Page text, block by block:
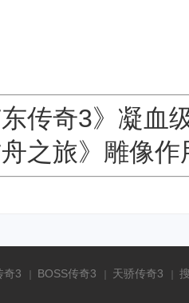
东传奇3》凝血
之旅》雕像作
奇3 BOSS传奇3 天骄传奇3